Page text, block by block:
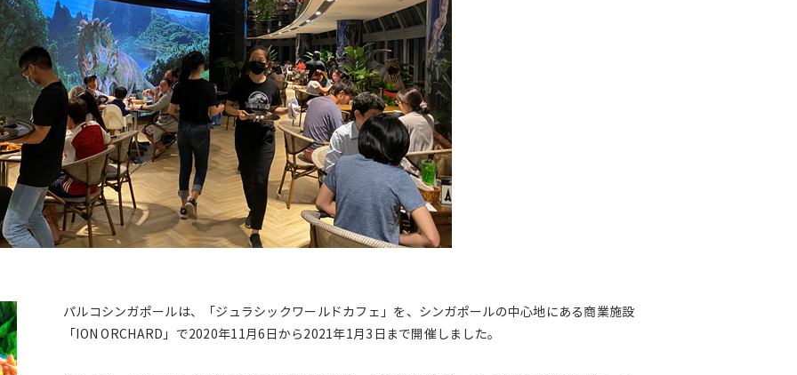
パルコシンガポールは、「ジュラシックワールドカフェ」を、シンガポールの中心地にある商業施設
「ION ORCHARD」で2020年11月6日から2021年1月3日まで開催しました。